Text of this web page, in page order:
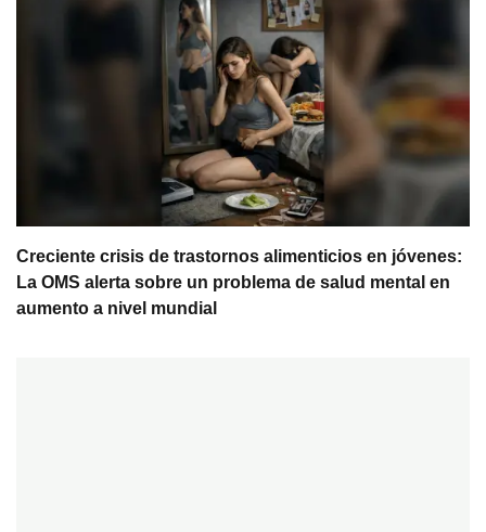
Creciente crisis de trastornos alimenticios en jóvenes:
La OMS alerta sobre un problema de salud mental en
aumento a nivel mundial